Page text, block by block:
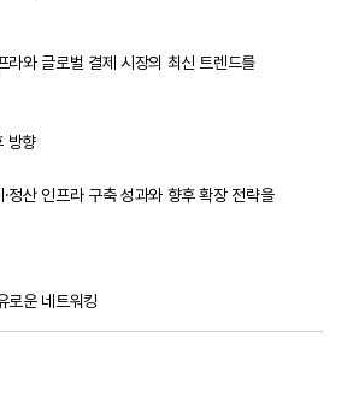
라와 글로벌 결제 시장의 최신 트렌드를
방향
정산 인프라 구축 성과와 향후 확장 전략을
로운 네트워킹